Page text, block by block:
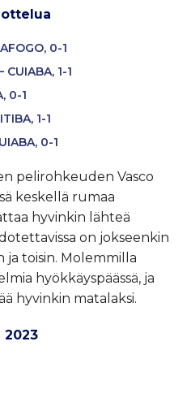
0-1
CUIABA, 1-1
0-1
1-1
0-1
pelirohkeuden Vasco
keskellä rumaa
hyvinkin lähteä
on jokseenkin
ja toisin. Molemmilla
hyökkäyspäässä, ja
hyvinkin matalaksi.
2023